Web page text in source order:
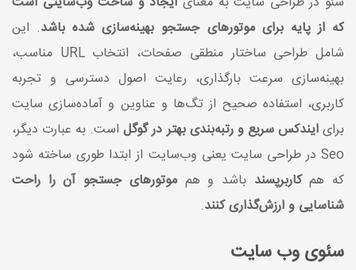
که از پایه برای موتورهای جستجو بهینه‌سازی شده باشد. این
شامل طراحی ساختار منطقی صفحات، انتخاب URL مناسب،
بهینه‌سازی سرعت بارگذاری، رعایت اصول دسترسی و تجربه
کاربری، استفاده صحیح از تگ‌ها و عناوین و آماده‌سازی سایت
برایایندکس سریع و رتبه‌بندی بهتر در گوگلاست. به عبارت دیگر،
Seo در طراحی سایت یعنی وب‌سایت از ابتدا طوری ساخته شود
که همکاربرپسند باشد و همموتورهای جستجو آن را راحت
شناسایی و ارزش‌گذاری کنند.
سئوی وب سایت